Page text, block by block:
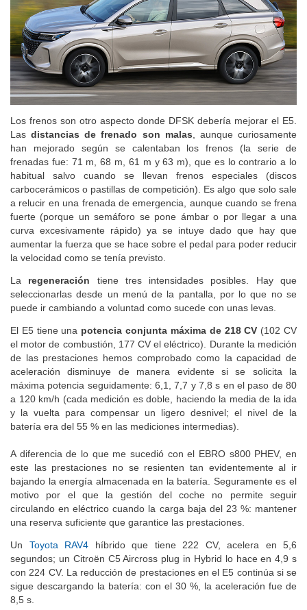
Los frenos son otro aspecto donde DFSK debería mejorar el E5.
Las distancias de frenado son malas, aunque curiosamente
han mejorado según se calentaban los frenos (la serie de
frenadas fue: 71 m, 68 m, 61 m y 63 m), que es lo contrario a lo
habitual salvo cuando se llevan frenos especiales (discos
carbocerámicos o pastillas de competición). Es algo que solo sale
a relucir en una frenada de emergencia, aunque cuando se frena
fuerte (porque un semáforo se pone ámbar o por llegar a una
curva excesivamente rápido) ya se intuye dado que hay que
aumentar la fuerza que se hace sobre el pedal para poder reducir
la velocidad como se tenía previsto.
La regeneración tiene tres intensidades posibles. Hay que
seleccionarlas desde un menú de la pantalla, por lo que no se
puede ir cambiando a voluntad como sucede con unas levas.
El E5 tiene una potencia conjunta máxima de 218 CV (102 CV
el motor de combustión, 177 CV el eléctrico). Durante la medición
de las prestaciones hemos comprobado como la capacidad de
aceleración disminuye de manera evidente si se solicita la
máxima potencia seguidamente: 6,1, 7,7 y 7,8 s en el paso de 80
a 120 km/h (cada medición es doble, haciendo la media de la ida
y la vuelta para compensar un ligero desnivel; el nivel de la
batería era del 55 % en las mediciones intermedias).
A diferencia de lo que me sucedió con el EBRO s800 PHEV, en
este las prestaciones no se resienten tan evidentemente al ir
bajando la energía almacenada en la batería. Seguramente es el
motivo por el que la gestión del coche no permite seguir
circulando en eléctrico cuando la carga baja del 23 %: mantener
una reserva suficiente que garantice las prestaciones.
Un Toyota RAV4 híbrido que tiene 222 CV, acelera en 5,6
segundos; un Citroën C5 Aircross plug in Hybrid lo hace en 4,9 s
con 224 CV. La reducción de prestaciones en el E5 continúa si se
sigue descargando la batería: con el 30 %, la aceleración fue de
8,5 s.